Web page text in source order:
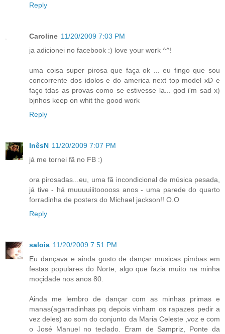
Reply
Caroline 11/20/2009 7:03 PM
ja adicionei no facebook :) love your work ^^!
uma coisa super pirosa que faça ok ... eu fingo que sou
concorrente dos idolos e do america next top model xD e
faço tdas as provas como se estivesse la... god i'm sad x)
bjnhos keep on whit the good work
Reply
InêsN 11/20/2009 7:07 PM
já me tornei fã no FB :)
ora pirosadas...eu, uma fã incondicional de música pesada,
já tive - há muuuuiiitooooss anos - uma parede do quarto
forradinha de posters do Michael jackson!! O.O
Reply
saloia 11/20/2009 7:51 PM
Eu dançava e ainda gosto de dançar musicas pimbas em
festas populares do Norte, algo que fazia muito na minha
moçidade nos anos 80.
Ainda me lembro de dançar com as minhas primas e
manas(agarradinhas pq depois vinham os rapazes pedir a
vez deles) ao som do conjunto da Maria Celeste ,voz e com
o José Manuel no teclado. Eram de Sampriz, Ponte da